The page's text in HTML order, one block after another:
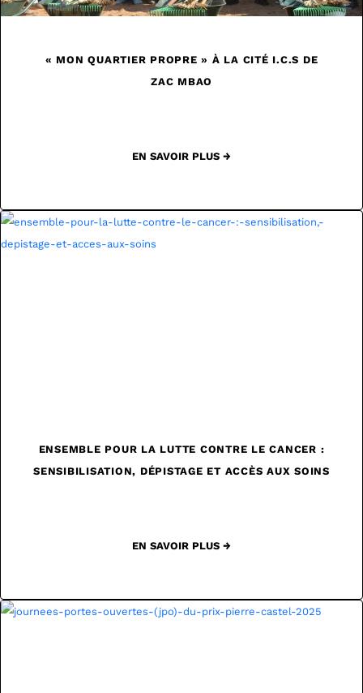
« MON QUARTIER PROPRE » À LA CITÉ I.C.S DE
ZAC MBAO
EN SAVOIR PLUS →
ENSEMBLE POUR LA LUTTE CONTRE LE CANCER :
SENSIBILISATION, DÉPISTAGE ET ACCÈS AUX SOINS
EN SAVOIR PLUS →